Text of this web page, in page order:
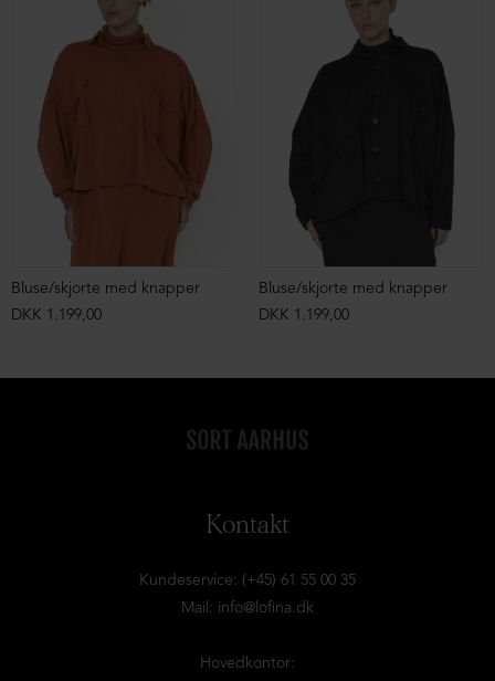
Bluse/skjorte med knapper
DKK 1.199,00
Bluse/skjorte med knapper
DKK 1.199,00
Kontakt
Kundeservice: (+45) 61 55 00 35
Mail: info@lofina.dk
Hovedkontor: